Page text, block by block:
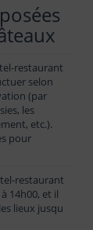
restaurant
selon
(par
les
etc.).
pour
restaurant
14h00, et il
lieux jusqu